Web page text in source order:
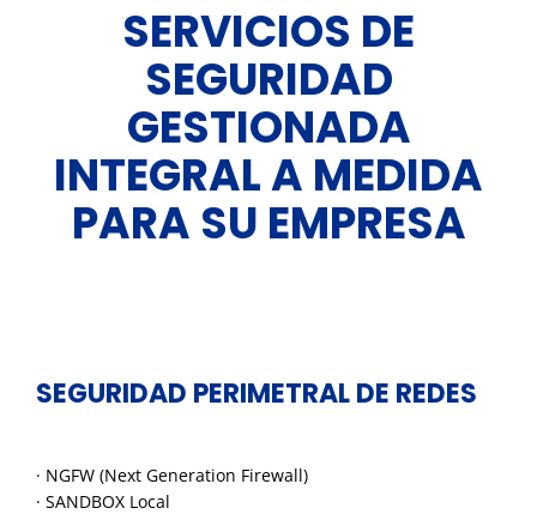
SERVICIOS DE
SEGURIDAD
GESTIONADA
INTEGRAL A MEDIDA
PARA SU EMPRESA
SEGURIDAD PERIMETRAL DE REDES
· NGFW (Next Generation Firewall)
· SANDBOX Local